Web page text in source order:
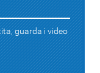
guarda i video